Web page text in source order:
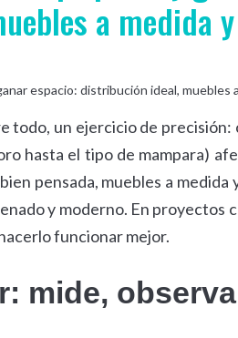
a medida
todo, un ejercicio de
hasta el tipo de mampara)
pensada, muebles a
y moderno. En proyectos
funcionar mejor.
mide,